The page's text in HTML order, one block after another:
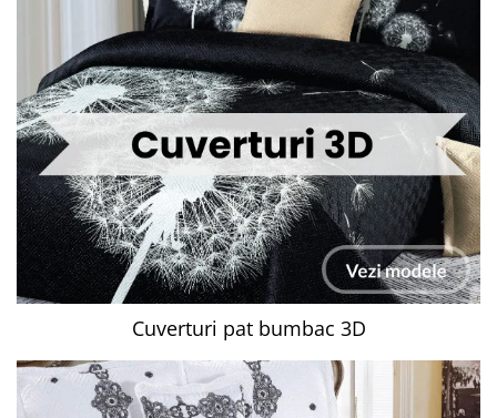
Cuverturi pat bumbac 3D